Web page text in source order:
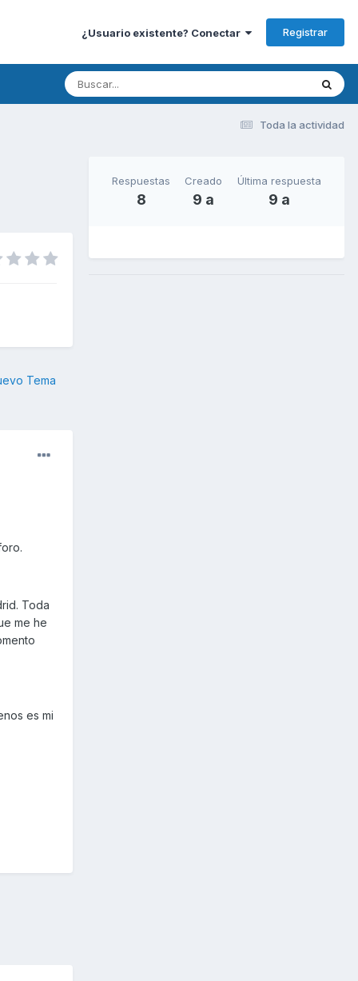
¿Usuario existente? Conectar Registrar
Toda la actividad
Tema
Toda
me he
es mi
Respuestas
8
Creado
9 a
Última respuesta
9 a